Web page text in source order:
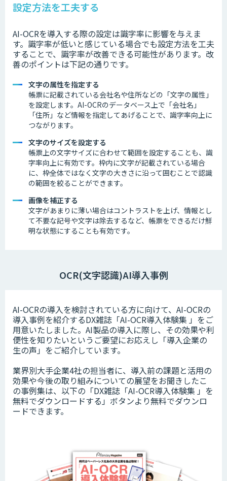
設定方法を工夫する
AI-OCRを導入する際の設定は識字率に影響を与えま
す。 識字率が低いと感じている場合でも設定方法を工夫
することで、識字率が改善できる可能性があります。 改
善のポイントは下記の通りです。
文字の属性を指定する
帳票に記載されている会社名や住所などの 「文字の属性」
を設定します。AI-OCRのデータベース上で「会社名」
「住所」など情報を指定してあげることで、識字率向上に
つながります。
文字のサイズを設定する
帳票上の文字サイズに合わせて範囲を設定することも、識
字率向上に有効です。枠内に文字が記載されている場合
に、枠全体ではなく文字の大きさに沿って囲むことで認識
の範囲を絞ることができます。
画像を補正する
文字があまりに薄い場合はコントラストを上げ、情報とし
て不要な記号や文字は除去するなど、帳票をできるだけ鮮
明な状態にすることも有効です。
OCR(文字認識)AI導入事例
AI-OCRの導入を検討されている方に向けて、AI-OCRの
導入事例を紹介するDX雑誌「AI-OCR導入体験集 」をご
用意いたしました。AI製品の導入に際し、その効果や利
便性を知りたいというご要望にお応えし「導入企業の
生の声」をご紹介しています。
業界別大手企業4社の担当者に、導入前の課題と活用の
効果や今後の取り組みについての展望をお聞きしたこ
の事例集は、以下の「DX雑誌「AI-OCR導入体験集 」を
無料でダウンロードする」ボタンより無料でダウンロ
ードできます。